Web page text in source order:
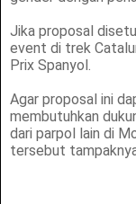
Jika proposal
event di trek
Prix Spanyol.
Agar proposal ini
membutuhkan
dari parpol lain di
tersebut